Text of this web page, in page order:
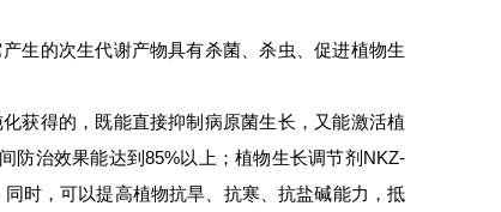
生的次生代谢产物具有杀菌、杀虫、促进植物生
获得的，既能直接抑制病原菌生长，又能激活植
防治效果能达到85%以上；植物生长调节剂NKZ-
时，可以提高植物抗旱、抗寒、抗盐碱能力，抵